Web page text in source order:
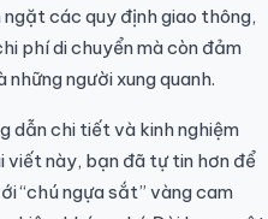
các quy định giao thông,
phí di chuyển mà còn đảm
người xung quanh.
dẫn chi tiết và kinh nghiệm
này, bạn đã tự tin hơn để
“chú ngựa sắt” vàng cam